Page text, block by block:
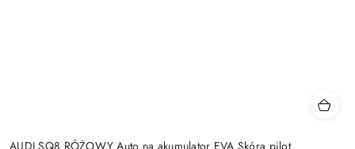
AUDI SQ8 RÓŻOWY Auto na akumulator EVA Skóra pilot